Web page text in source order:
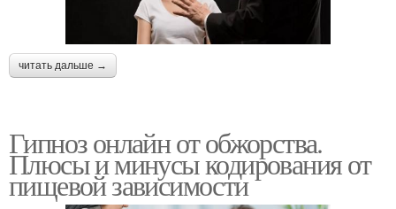
читать дальше →
Гипноз онлайн от обжорства.
Плюсы и минусы кодирования от
пищевой зависимости